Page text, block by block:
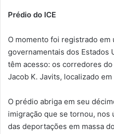
Prédio do ICE
O momento foi registrado em
governamentais dos Estados
têm acesso: os corredores
Jacob K. Javits, localizado
O prédio abriga em seu
imigração que se tornou,
das deportações em massa